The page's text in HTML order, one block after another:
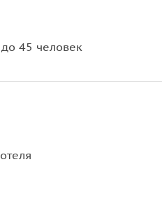
45 человек